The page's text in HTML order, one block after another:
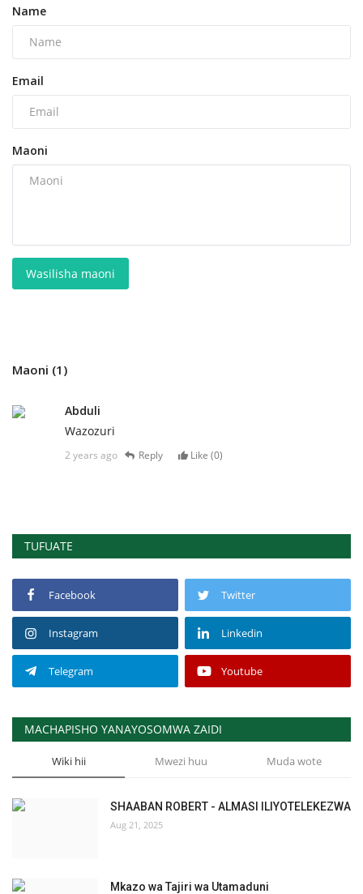
Name
Email
Maoni
Wasilisha maoni
Maoni (1)
Abduli
Wazozuri
2 years ago Reply Like (0)
TUFUATE
Facebook Twitter
Instagram Linkedin
Telegram Youtube
MACHAPISHO YANAYOSOMWA ZAIDI
Wiki hii Mwezi huu Muda wote
SHAABAN ROBERT - ALMASI ILIYOTELEKEZWA
Aug 21, 2025
Mkazo wa Tajiri wa Utamaduni